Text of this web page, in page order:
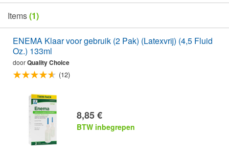
Items(1)
ENEMA Klaar voor gebruik (2 Pak) (Latexvrij) (4,5 Fluid
Oz.) 133ml
doorQuality Choice
(12)
8,85 €
BTW inbegrepen